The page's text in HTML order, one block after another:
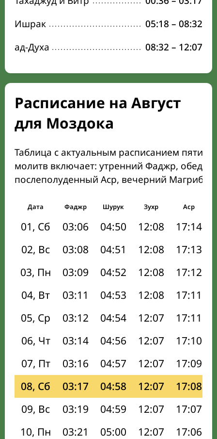
Ишрак
05:18 – 08:32
ад-Духа
08:32 – 12:07
Расписание на Август
для Моздока
Таблица с актуальным расписанием пяти
молитв включает: утренний Фаджр,
послеполуденный Аср, вечерний Магриб
Дата Фаджр Шурук Зухр Аср
01, Сб 03:06 04:50 12:08 17:14
02, Вс
03:08 04:51 12:08 17:13
03, Пн
03:09 04:52 12:08 17:12
04, Вт
03:11 04:53 12:08 17:11
05, Ср
03:12 04:54 12:07 17:11
06, Чт
03:14 04:56 12:07 17:10
07, Пт
03:16 04:57 12:07 17:09
08, Сб
03:17 04:58 12:07 17:08
09, Вс
03:19 04:59 12:07 17:07
10, Пн
03:21 05:00 12:07 17:06